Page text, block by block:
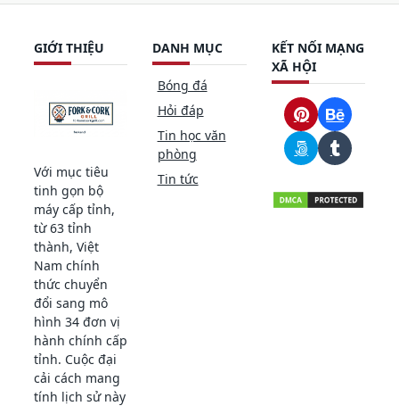
GIỚI THIỆU
Với mục tiêu
tinh gọn bộ
máy cấp tỉnh,
từ 63 tỉnh
thành, Việt
Nam chính
thức chuyển
đổi sang mô
hình 34 đơn vị
hành chính cấp
tỉnh. Cuộc đại
cải cách mang
tính lịch sử này
DANH MỤC
Bóng đá
Hỏi đáp
Tin học văn
phòng
Tin tức
KẾT NỐI MẠNG
XÃ HỘI